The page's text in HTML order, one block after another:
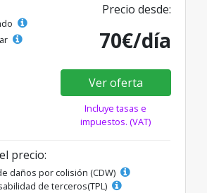
Precio desde:
70€/día
Ver oferta
Incluye tasas e
impuestos. (VAT)
precio:
daños por colisión (CDW)
de terceros(TPL)